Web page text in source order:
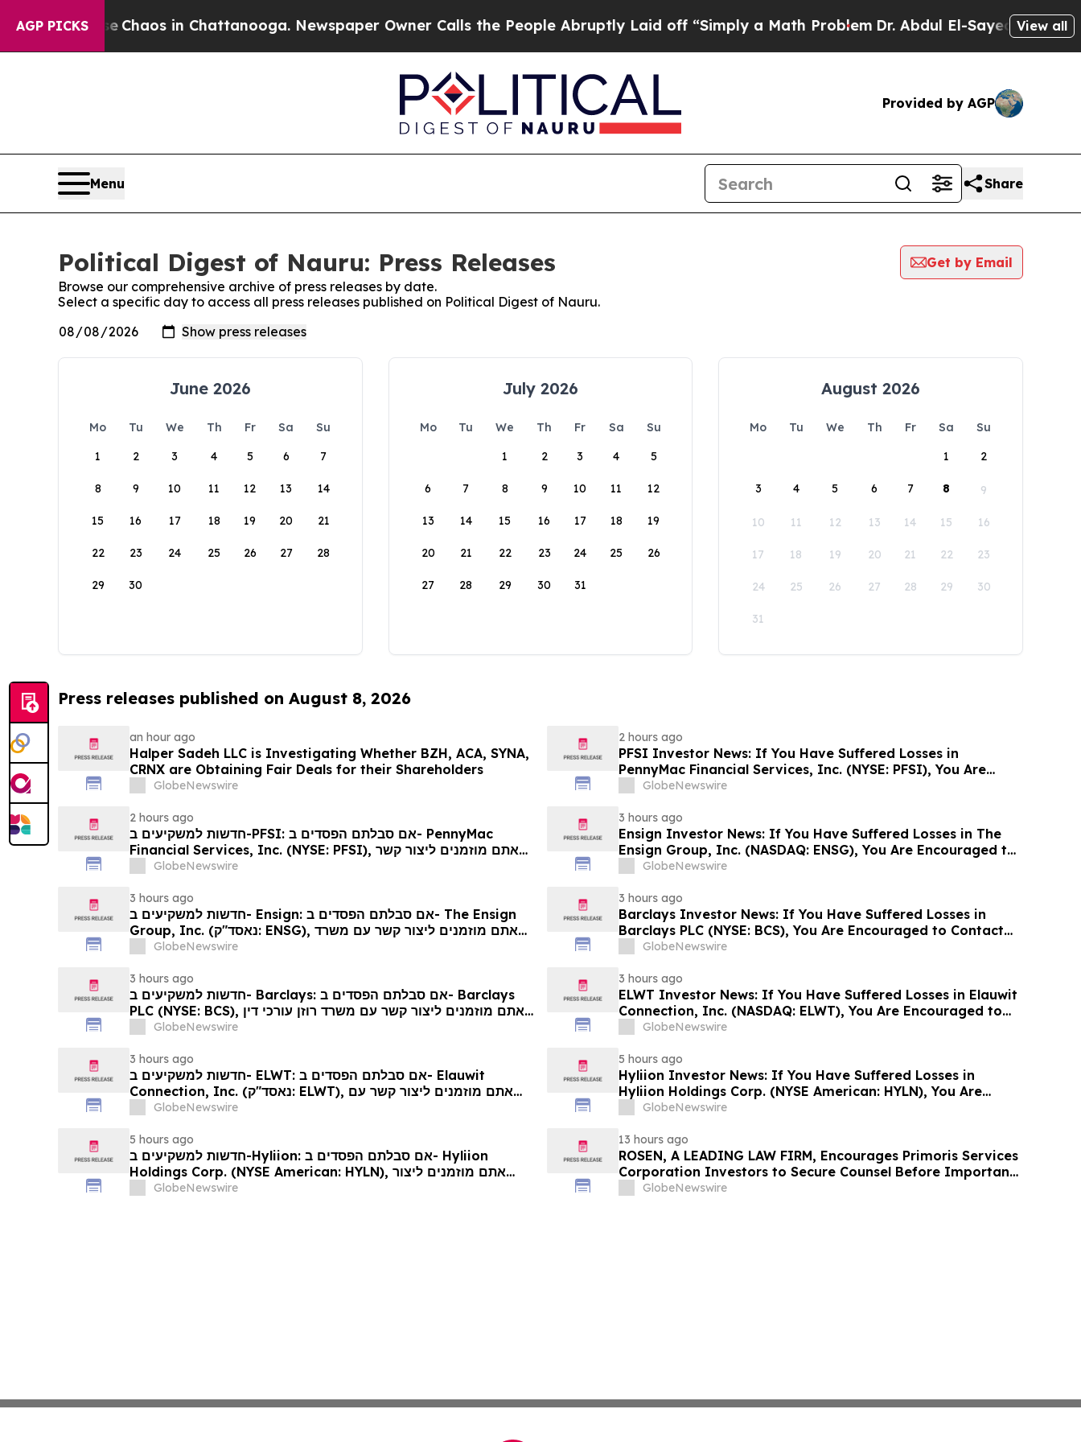
AGP PICKS
CollapseChaos in Chattanooga. Newspaper Owner Calls the People Abruptly Laid off “Simply a Math ProblemDr. Abdul El-Sayed on Historic
View all
Provided by AGP
Menu Share
Political Digest of Nauru: Press Releases
Get by Email
Browse our comprehensive archive of press releases by date.
Select a specific day to access all press releases published on Political Digest of Nauru.
June 2026
Mo Tu We Th Fr Sa
Su
1
2 3 4 5 6 7
8 9 10 11 12 13 14
15 16 17 18 19 20 21
22 23 24 25 26 27 28
29 30
July 2026
Mo Tu We Th Fr Sa
Su
1
2 3 4 5
6 7 8 9 10 11 12
13 14 15 16 17 18 19
20 21 22 23 24 25 26
27 28 29 30 31
August 2026
Mo Tu We Th Fr Sa
Su
1
2
3 4 5 6 7 8 9
10 11 12 13 14 15 16
17 18 19 20 21 22 23
24 25 26 27 28 29 30
31
Press releases published on August 8, 2026
an hour ago
Halper Sadeh LLC is Investigating Whether BZH, ACA, SYNA,
CRNX are Obtaining Fair Deals for their Shareholders
GlobeNewswire
2 hours ago
PFSI Investor News: If You Have Suffered Losses in
PennyMac Financial Services, Inc. (NYSE: PFSI), You Are
Encouraged to Contact The Rosen Law Firm About Your
GlobeNewswire
2 hours ago
חדשות למשקיעים ב-PFSI: אם סבלתם הפסדים ב- PennyMac
Financial Services, Inc. (NYSE: PFSI), אתם מוזמנים ליצור קשר
עם משרד רוזן עורכי דין בנוגע לזכויותיכם
GlobeNewswire
3 hours ago
Ensign Investor News: If You Have Suffered Losses in The
Ensign Group, Inc. (NASDAQ: ENSG), You Are Encouraged to
Contact The Rosen Law Firm About Your Rights
GlobeNewswire
3 hours ago
חדשות למשקיעים ב- Ensign: אם סבלתם הפסדים ב- The Ensign
Group, Inc. (נאסד"ק: ENSG), אתם מוזמנים ליצור קשר עם משרד
רוזן עורכי דין בנוגע לזכויותיכם
GlobeNewswire
3 hours ago
Barclays Investor News: If You Have Suffered Losses in
Barclays PLC (NYSE: BCS), You Are Encouraged to Contact
The Rosen Law Firm About Your Rights
GlobeNewswire
3 hours ago
חדשות למשקיעים ב- Barclays: אם סבלתם הפסדים ב- Barclays
PLC (NYSE: BCS), אתם מוזמנים ליצור קשר עם משרד רוזן עורכי דין
בנוגע לזכויותיכם
GlobeNewswire
3 hours ago
ELWT Investor News: If You Have Suffered Losses in Elauwit
Connection, Inc. (NASDAQ: ELWT), You Are Encouraged to
Contact The Rosen Law Firm About Your Rights
GlobeNewswire
3 hours ago
חדשות למשקיעים ב- ELWT: אם סבלתם הפסדים ב- Elauwit
Connection, Inc. (נאסד"ק: ELWT), אתם מוזמנים ליצור קשר עם
משרד רוזן עורכי דין בנוגע לזכויותיכם
GlobeNewswire
5 hours ago
Hyliion Investor News: If You Have Suffered Losses in
Hyliion Holdings Corp. (NYSE American: HYLN), You Are
Encouraged to Contact The Rosen Law Firm About Your
GlobeNewswire
5 hours ago
חדשות למשקיעים ב-Hyliion: אם סבלתם הפסדים ב- Hyliion
Holdings Corp. (NYSE American: HYLN), אתם מוזמנים ליצור
קשר עם משרד רוזן עורכי דין בנוגע לזכויותיכם
GlobeNewswire
13 hours ago
ROSEN, A LEADING LAW FIRM, Encourages Primoris Services
Corporation Investors to Secure Counsel Before Important
Deadline in Securities Class Action - PRIM
GlobeNewswire